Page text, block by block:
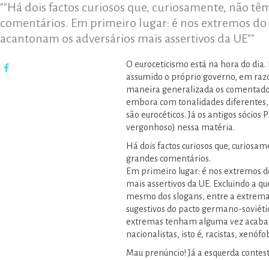
""Há dois factos curiosos que, curiosamente, não
comentários. Em primeiro lugar: é nos extremos
acantonam os adversários mais assertivos da UE""
O euroceticismo está na hora do
assumido o próprio governo, em
maneira generalizada os
embora com tonalidades diferentes,
são eurocéticos. Já os antigos
vergonhoso) nessa matéria.
Há dois factos curiosos que,
grandes comentários.
Em primeiro lugar: é nos extremos
mais assertivos da UE. Excluindo a
mesmo dos slogans, entre a
sugestivos do pacto germano-
extremas tenham alguma vez
nacionalistas, isto é, racistas,
Mau prenúncio! Já a esquerda